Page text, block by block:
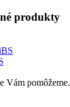
produkty
Vám pomôžeme.